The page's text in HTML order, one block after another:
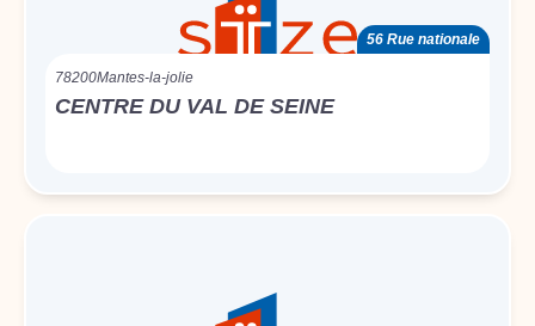
56 Rue nationale
78200Mantes-la-jolie
CENTRE DU VAL DE SEINE